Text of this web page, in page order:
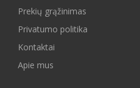
Prekių grąžinimas
Privatumo politika
Kontaktai
Apie mus